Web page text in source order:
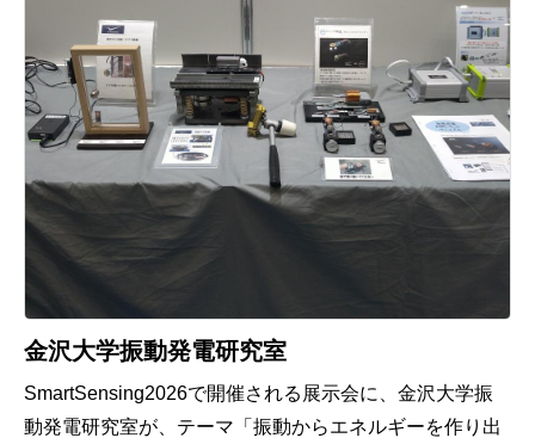
金沢大学振動発電研究室
SmartSensing2026で開催される展示会に、金沢大学振
動発電研究室が、テーマ「振動からエネルギーを作り出